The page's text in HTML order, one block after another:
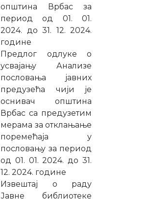
општина Врбас за
период од 01. 01.
2024. до 31. 12. 2024.
године
Предлог одлуке о
усвајању Анализе
пословања јавних
предузећа чији је
оснивач општина
Врбас са предузетим
мерама за отклањање
поремећаја у
пословању за период
од 01. 01. 2024. до 31.
12. 2024. године
Извештај о раду
Јавне библиотеке